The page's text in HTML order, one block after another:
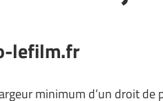
lefilm.fr
minimum d’un droit de